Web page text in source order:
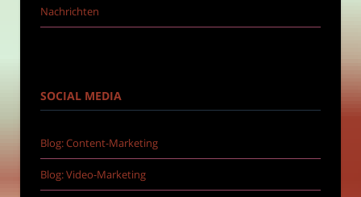
Nachrichten
SOCIAL MEDIA
Blog: Content-Marketing
Blog: Video-Marketing